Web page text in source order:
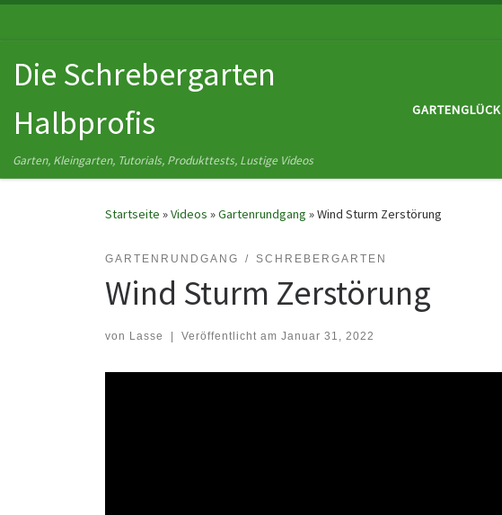
Die Schrebergarten
Halbprofis
Garten, Kleingarten, Tutorials, Produkttests, Lustige Videos
GARTENGLÜCK
Startseite »Videos »Gartenrundgang »Wind Sturm Zerstörung
GARTENRUNDGANG SCHREBERGARTEN
Wind Sturm Zerstörung
von Lasse Veröffentlicht am Januar 31, 2022